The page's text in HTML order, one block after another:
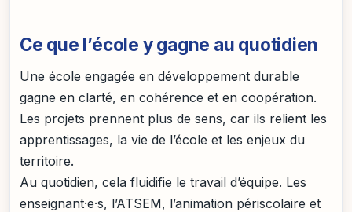
Ce que l’école y gagne au quotidien
Une école engagée en développement durable
gagne en clarté, en cohérence et en coopération.
Les projets prennent plus de sens, car ils relient les
apprentissages, la vie de l’école et les enjeux du
territoire.
Au quotidien, cela fluidifie le travail d’équipe. Les
enseignant·e·s, l’ATSEM, l’animation périscolaire et